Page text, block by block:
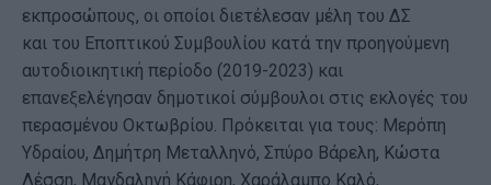
εκπροσώπους, οι οποίοι διετέλεσαν μέλη του ΔΣ
και του Εποπτικού Συμβουλίου κατά την προηγούμενη
αυτοδιοικητική περίοδο (2019-2023) και
επανεξελέγησαν δημοτικοί σύμβουλοι στις εκλογές του
περασμένου Οκτωβρίου. Πρόκειται για τους: Μερόπη
Υδραίου, Δημήτρη Μεταλληνό, Σπύρο Βάρελη, Κώστα
Λέσση, Μαγδαληνή Κάφιρη, Χαράλαμπο Καλό,